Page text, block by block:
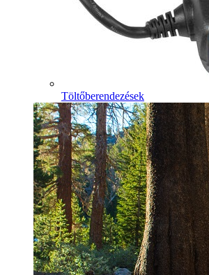
Töltőberendezések